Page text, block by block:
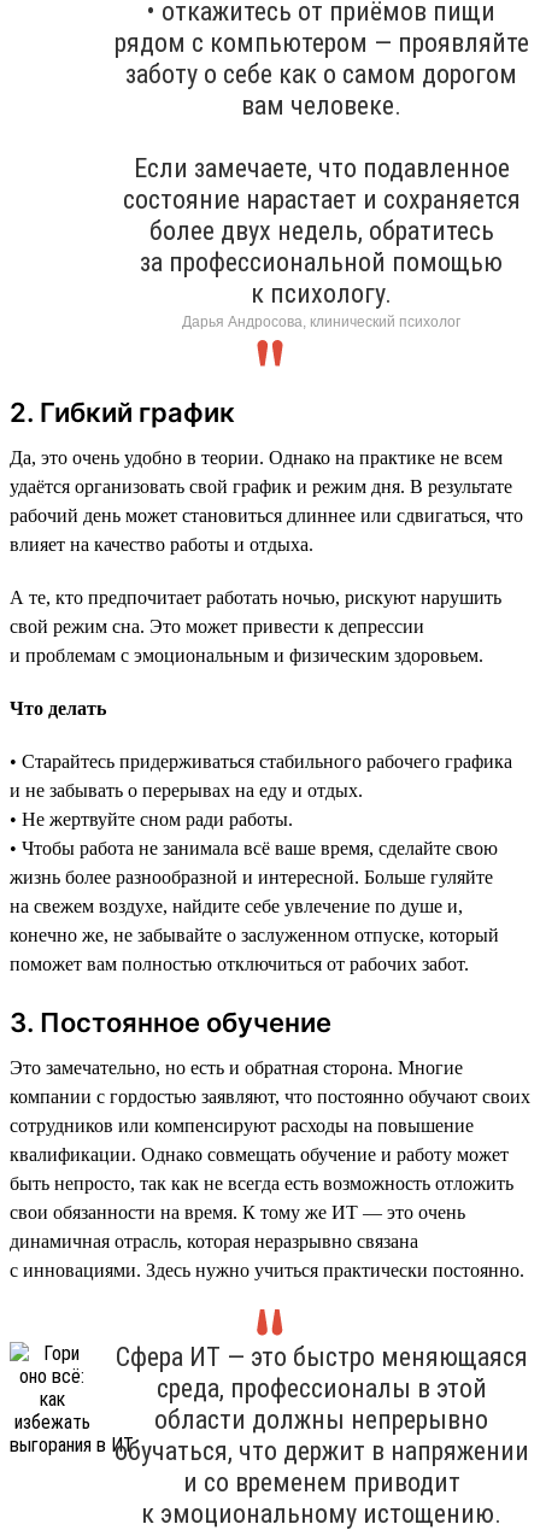
• откажитесь от приёмов пищи
рядом с компьютером — проявляйте
заботу о себе как о самом дорогом
вам человеке.
Если замечаете, что подавленное
состояние нарастает и сохраняется
более двух недель, обратитесь
за профессиональной помощью
к психологу.
Дарья Андросова, клинический психолог
2. Гибкий график
Да, это очень удобно в теории. Однако на практике не всем
удаётся организовать свой график и режим дня. В результате
рабочий день может становиться длиннее или сдвигаться, что
влияет на качество работы и отдыха.
А те, кто предпочитает работать ночью, рискуют нарушить
свой режим сна. Это может привести к депрессии
и проблемам с эмоциональным и физическим здоровьем.
Что делать
• Старайтесь придерживаться стабильного рабочего графика
и не забывать о перерывах на еду и отдых.
• Не жертвуйте сном ради работы.
• Чтобы работа не занимала всё ваше время, сделайте свою
жизнь более разнообразной и интересной. Больше гуляйте
на свежем воздухе, найдите себе увлечение по душе и,
конечно же, не забывайте о заслуженном отпуске, который
поможет вам полностью отключиться от рабочих забот.
3. Постоянное обучение
Это замечательно, но есть и обратная сторона. Многие
компании с гордостью заявляют, что постоянно обучают своих
сотрудников или компенсируют расходы на повышение
квалификации. Однако совмещать обучение и работу может
быть непросто, так как не всегда есть возможность отложить
свои обязанности на время. К тому же ИТ — это очень
динамичная отрасль, которая неразрывно связана
с инновациями. Здесь нужно учиться практически постоянно.
Сфера ИТ — это быстро меняющаяся
среда, профессионалы в этой
области должны непрерывно
обучаться, что держит в напряжении
и со временем приводит
к эмоциональному истощению.